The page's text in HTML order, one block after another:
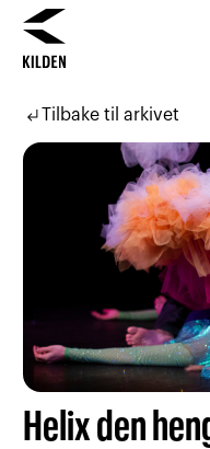
subdirectory_arrow_leftTilbake til arkivet
Helix den